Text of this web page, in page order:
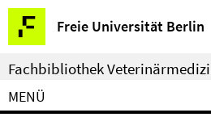
Springe
direkt
zu
Inhalt
Freie Universität Berlin
Service-
Navigation
Fachbibliothek
MENÜ